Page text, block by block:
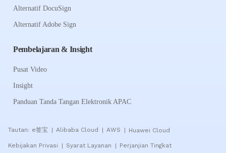
Alternatif DocuSign
Alternatif Adobe Sign
Pembelajaran & Insight
Pusat Video
Insight
Panduan Tanda Tangan Elektronik APAC
Tautan: e签宝 Alibaba Cloud AWS Huawei Cloud
Kebijakan Privasi | Syarat Layanan | Perjanjian Tingkat